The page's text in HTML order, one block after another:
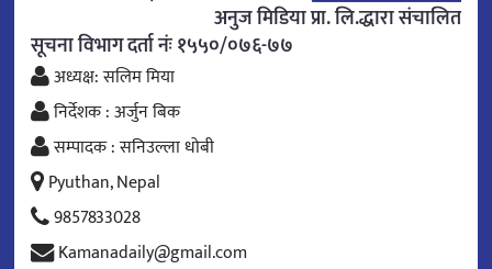
अनुज मिडिया प्रा. लि.द्धारा संचालित
सूचना विभाग दर्ता नंः १५५०/०७६-७७
अध्यक्ष: सलिम मिया
निर्देशक : अर्जुन बिक
सम्पादक : सनिउल्ला धोबी
Pyuthan, Nepal
9857833028
Kamanadaily@gmail.com